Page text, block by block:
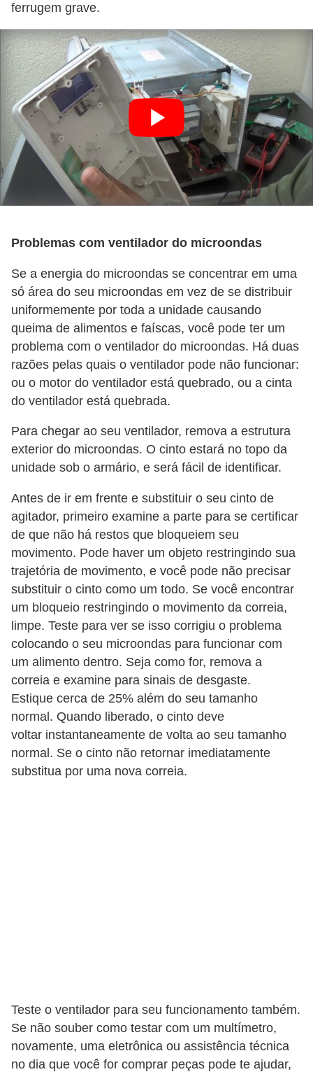
ferrugem grave.
Problemas com ventilador do microondas
Se a energia do microondas se concentrar em uma
só área do seu microondas em vez de se distribuir
uniformemente por toda a unidade causando
queima de alimentos e faíscas, você pode ter um
problema com o ventilador do microondas. Há duas
razões pelas quais o ventilador pode não funcionar:
ou o motor do ventilador está quebrado, ou a cinta
do ventilador está quebrada.
Para chegar ao seu ventilador, remova a estrutura
exterior do microondas. O cinto estará no topo da
unidade sob o armário, e será fácil de identificar.
Antes de ir em frente e substituir o seu cinto de
agitador, primeiro examine a parte para se certificar
de que não há restos que bloqueiem seu
movimento. Pode haver um objeto restringindo sua
trajetória de movimento, e você pode não precisar
substituir o cinto como um todo. Se você encontrar
um bloqueio restringindo o movimento da correia,
limpe. Teste para ver se isso corrigiu o problema
colocando o seu microondas para funcionar com
um alimento dentro. Seja como for, remova a
correia e examine para sinais de desgaste.
Estique cerca de 25% além do seu tamanho
normal. Quando liberado, o cinto deve
voltar instantaneamente de volta ao seu tamanho
normal. Se o cinto não retornar imediatamente
substitua por uma nova correia.
Teste o ventilador para seu funcionamento também.
Se não souber como testar com um multímetro,
novamente, uma eletrônica ou assistência técnica
no dia que você for comprar peças pode te ajudar,